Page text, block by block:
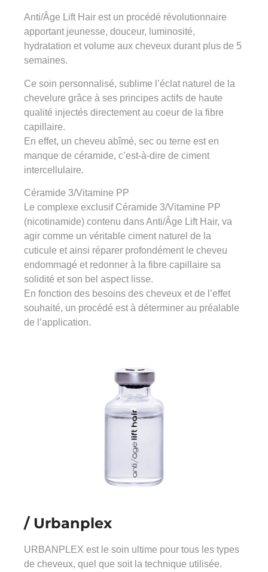
Anti/Âge Lift Hair est un procédé révolutionnaire
apportant jeunesse, douceur, luminosité,
hydratation et volume aux cheveux durant plus de 5
semaines.
Ce soin personnalisé, sublime l’éclat naturel de la
chevelure grâce à ses principes actifs de haute
qualité injectés directement au coeur de la fibre
capillaire.
En effet, un cheveu abîmé, sec ou terne est en
manque de céramide, c’est-à-dire de ciment
intercellulaire.
Céramide 3/Vitamine PP
Le complexe exclusif Céramide 3/Vitamine PP
(nicotinamide) contenu dans Anti/Âge Lift Hair, va
agir comme un véritable ciment naturel de la
cuticule et ainsi réparer profondément le cheveu
endommagé et redonner à la fibre capillaire sa
solidité et son bel aspect lisse.
En fonction des besoins des cheveux et de l’effet
souhaité, un procédé est à déterminer au préalable
de l’application.
/ Urbanplex
URBANPLEX est le soin ultime pour tous les types
de cheveux, quel que soit la technique utilisée.